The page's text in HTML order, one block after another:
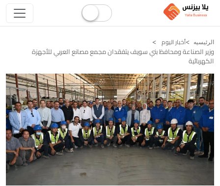
الرئيسيه أخبار اليوم
وزير الصناعة ومحافظ بني سويف يتفقدان مجمع مصانع العربي للأجهزة
الكهربائية